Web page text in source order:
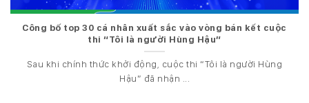
Công bố top 30 cá nhân xuất sắc vào vòng bán kết cuộc
thi “Tôi là người Hùng Hậu”
Sau khi chính thức khởi động, cuộc thi “Tôi là người Hùng
Hậu” đã nhận ...